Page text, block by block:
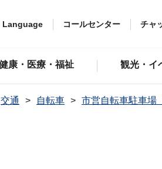
Language コールセンター チャ
康・医療・福祉 観光・イ
交通 自転車
市営自転車駐車場